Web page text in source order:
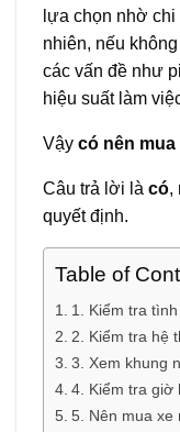
lựa chọn nhờ
nhiên, nếu
các vấn đề như
hiệu suất làm
Vậy có nên
Câu trả lời là có,
quyết định.
Table of
1. Kiểm tra
2. Kiểm tra hệ
3. Xem khung
4. Kiểm tra giờ
5. Nên mua xe